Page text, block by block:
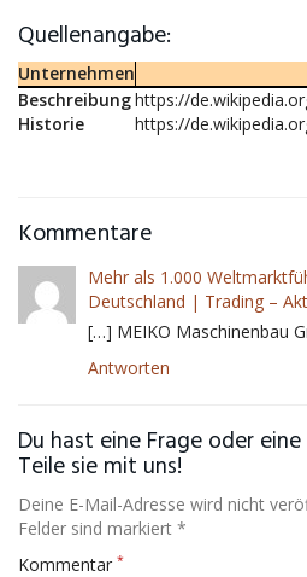
Quellenangabe:
Unternehmen
Beschreibunghttps://
Historie
https://
Kommentare
Mehr als 1.000
Deutschland | Trading –
[…] MEIKO Maschinenbau
Antworten
Du hast eine Frage oder
Teile sie mit uns!
Deine E-Mail-Adresse wird nicht
Felder sind markiert *
Kommentar *